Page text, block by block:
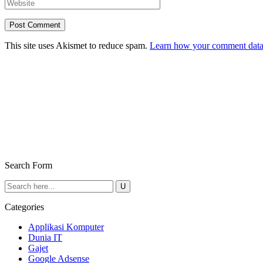
This site uses Akismet to reduce spam. Learn how your comment
Search Form
Categories
Applikasi Komputer
Dunia IT
Gajet
Google Adsense